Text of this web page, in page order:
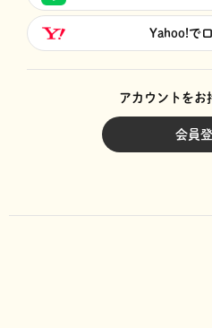
Yahoo!で
アカウントをお
会員